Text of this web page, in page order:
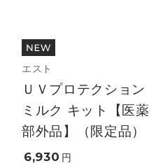
エスト
ＵＶプロテクション
ミルク キット【医薬
部外品】（限定品）
6,930 円